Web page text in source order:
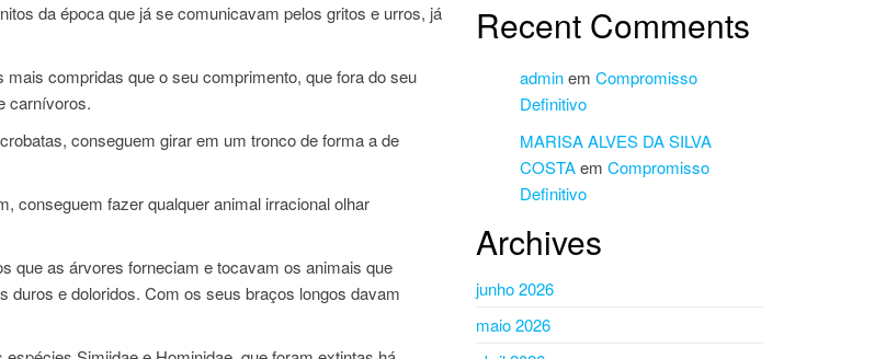
da época que já se comunicavam pelos gritos e urros, já
compridas que o seu comprimento, que fora do seu
carnívoros.
conseguem girar em um tronco de forma a de
conseguem fazer qualquer animal irracional olhar
que as árvores forneciam e tocavam os animais que
e doloridos. Com os seus braços longos davam
Recent Comments
adminem Compromisso
Definitivo
MARISA ALVES DA SILVA
COSTAem Compromisso
Definitivo
Archives
junho 2026
maio 2026